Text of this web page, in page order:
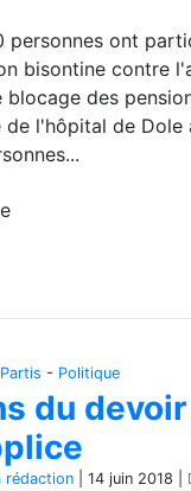
personnes ont
bisontine contre
blocage des
de l'hôpital de Dole
Partis - Politique
du
rédaction 14 juin 2018